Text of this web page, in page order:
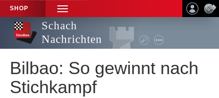
SHOP
TOGGLE
NAVIGATION
Schach
Nachrichten
Bilbao: So gewinnt nach
Stichkampf